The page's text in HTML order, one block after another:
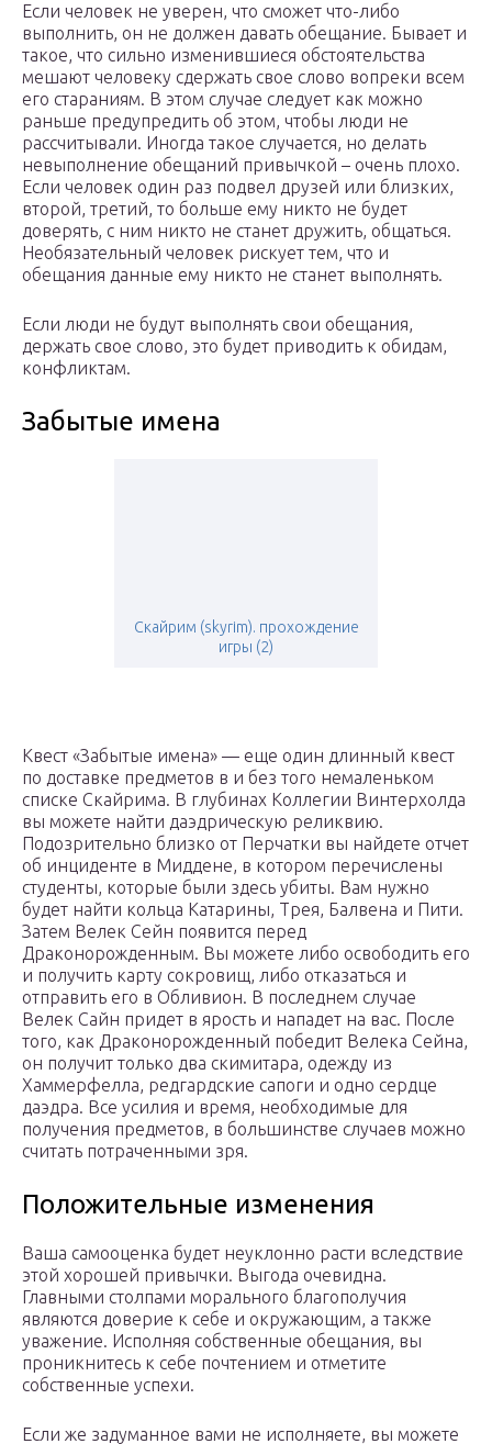
Если человек не уверен, что сможет что-либо
выполнить, он не должен давать обещание. Бывает и
такое, что сильно изменившиеся обстоятельства
мешают человеку сдержать свое слово вопреки всем
его стараниям. В этом случае следует как можно
раньше предупредить об этом, чтобы люди не
рассчитывали. Иногда такое случается, но делать
невыполнение обещаний привычкой – очень плохо.
Если человек один раз подвел друзей или близких,
второй, третий, то больше ему никто не будет
доверять, с ним никто не станет дружить, общаться.
Необязательный человек рискует тем, что и
обещания данные ему никто не станет выполнять.
Если люди не будут выполнять свои обещания,
держать свое слово, это будет приводить к обидам,
конфликтам.
Забытые имена
Скайрим (skyrim). прохождение
игры (2)
Квест «Забытые имена» — еще один длинный квест
по доставке предметов в и без того немаленьком
списке Скайрима. В глубинах Коллегии Винтерхолда
вы можете найти даэдрическую реликвию.
Подозрительно близко от Перчатки вы найдете отчет
об инциденте в Миддене, в котором перечислены
студенты, которые были здесь убиты. Вам нужно
будет найти кольца Катарины, Трея, Балвена и Пити.
Затем Велек Сейн появится перед
Драконорожденным. Вы можете либо освободить его
и получить карту сокровищ, либо отказаться и
отправить его в Обливион. В последнем случае
Велек Сайн придет в ярость и нападет на вас. После
того, как Драконорожденный победит Велека Сейна,
он получит только два скимитара, одежду из
Хаммерфелла, редгардские сапоги и одно сердце
даэдра. Все усилия и время, необходимые для
получения предметов, в большинстве случаев можно
считать потраченными зря.
Положительные изменения
Ваша самооценка будет неуклонно расти вследствие
этой хорошей привычки. Выгода очевидна.
Главными столпами морального благополучия
являются доверие к себе и окружающим, а также
уважение. Исполняя собственные обещания, вы
проникнитесь к себе почтением и отметите
собственные успехи.
Если же задуманное вами не исполняете, вы можете